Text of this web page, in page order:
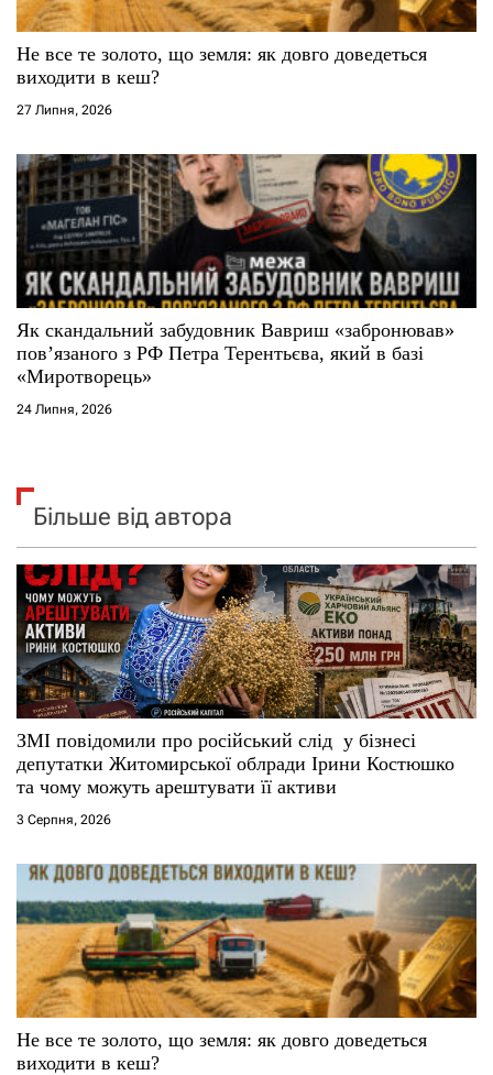
Не все те золото, що земля: як довго доведеться
виходити в кеш?
27 Липня, 2026
Як скандальний забудовник Вавриш «забронював»
повʼязаного з РФ Петра Терентьєва, який в базі
«Миротворець»
24 Липня, 2026
Більше від автора
ЗМІ повідомили про російський слід у бізнесі
депутатки Житомирської облради Ірини Костюшко
та чому можуть арештувати її активи
3 Серпня, 2026
Не все те золото, що земля: як довго доведеться
виходити в кеш?